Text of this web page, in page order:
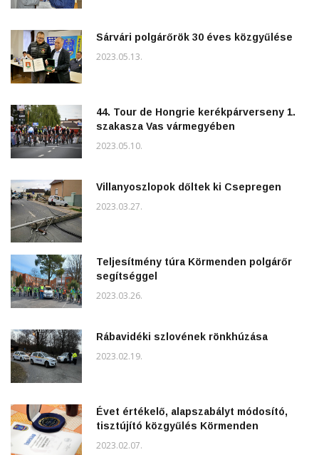
Sárvári polgárőrök 30 éves közgyűlése
2023.05.13.
44. Tour de Hongrie kerékpárverseny 1.
szakasza Vas vármegyében
2023.05.10.
Villanyoszlopok dőltek ki Csepregen
2023.03.27.
Teljesítmény túra Körmenden polgárőr
segítséggel
2023.03.26.
Rábavidéki szlovének rönkhúzása
2023.02.19.
Évet értékelő, alapszabályt módosító,
tisztújító közgyűlés Körmenden
2023.02.07.